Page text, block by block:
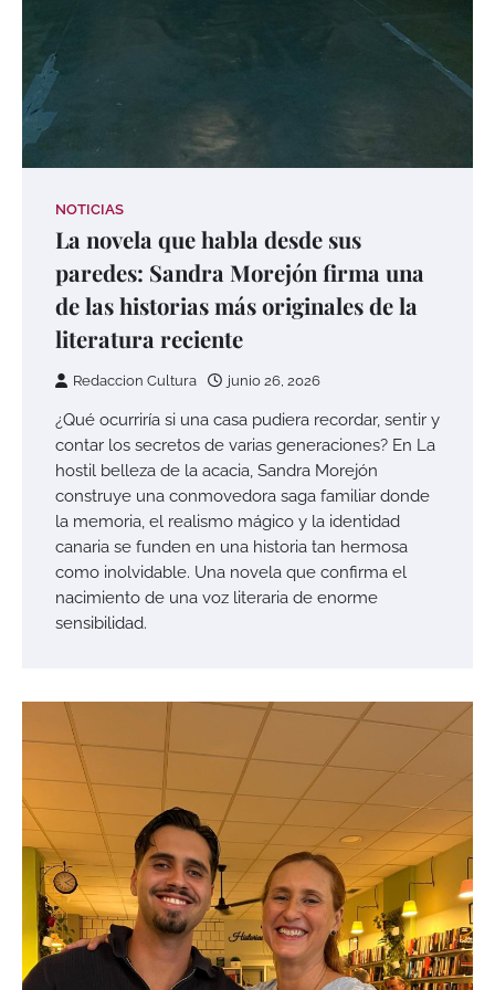
NOTICIAS
La novela que habla desde sus
paredes: Sandra Morejón firma una
de las historias más originales de la
literatura reciente
Redaccion Cultura junio 26, 2026
¿Qué ocurriría si una casa pudiera recordar, sentir y
contar los secretos de varias generaciones? En La
hostil belleza de la acacia, Sandra Morejón
construye una conmovedora saga familiar donde
la memoria, el realismo mágico y la identidad
canaria se funden en una historia tan hermosa
como inolvidable. Una novela que confirma el
nacimiento de una voz literaria de enorme
sensibilidad.